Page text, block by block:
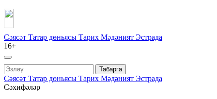
Сәясәт Татар дөньясы Тарих Мәдәният Эстрада
16+
Табарга
Сәясәт Татар дөньясы Тарих Мәдәният Эстрада
Сәхифәләр